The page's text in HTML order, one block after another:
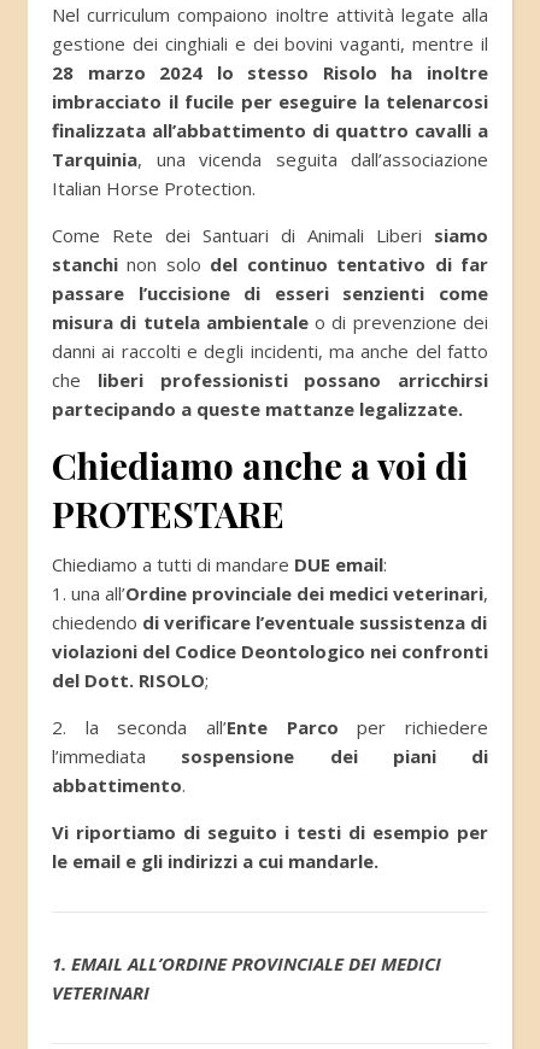
Nel curriculum compaiono inoltre attività legate alla
gestione dei cinghiali e dei bovini vaganti, mentre il
28 marzo 2024 lo stesso Risolo ha inoltre
imbracciato il fucile per eseguire la telenarcosi
finalizzata all’abbattimento di quattro cavalli a
Tarquinia, una vicenda seguita dall’associazione
Italian Horse Protection.
Come Rete dei Santuari di Animali Liberi siamo
stanchi non solo del continuo tentativo di far
passare l’uccisione di esseri senzienti come
misura di tutela ambientaleo di prevenzione dei
danni ai raccolti e degli incidenti, ma anche del fatto
che liberi professionisti possano arricchirsi
partecipando a queste mattanze legalizzate.
Chiediamo anche a voi di
PROTESTARE
Chiediamo a tutti di mandare DUE email:
1. una all’Ordine provinciale dei medici veterinari,
chiedendo di verificare l’eventuale sussistenza di
violazioni del Codice Deontologico nei confronti
del Dott. RISOLO;
2. la seconda all’Ente Parco per richiedere
l’immediata sospensione dei piani di
abbattimento.
Vi riportiamo di seguito i testi di esempio per
le email e gli indirizzi a cui mandarle.
1. EMAIL ALL’ORDINE PROVINCIALE DEI MEDICI
VETERINARI